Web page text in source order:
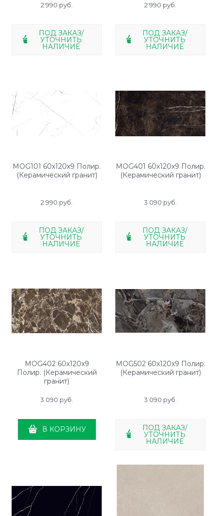
2 990 руб.
ПОД ЗАКАЗ/
УТОЧНИТЬ
НАЛИЧИЕ
2 990 руб.
ПОД ЗАКАЗ/
УТОЧНИТЬ
НАЛИЧИЕ
MOG101 60x120x9 Полир.
(Керамический гранит)
2 990 руб.
ПОД ЗАКАЗ/
УТОЧНИТЬ
НАЛИЧИЕ
MOG401 60x120x9 Полир.
(Керамический гранит)
3 090 руб.
ПОД ЗАКАЗ/
УТОЧНИТЬ
НАЛИЧИЕ
MOG402 60x120x9
Полир. (Керамический
гранит)
3 090 руб.
В КОРЗИНУ
MOG502 60x120x9 Полир.
(Керамический гранит)
3 090 руб.
ПОД ЗАКАЗ/
УТОЧНИТЬ
НАЛИЧИЕ